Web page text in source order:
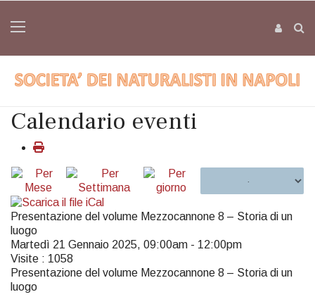
Calendario eventi
Presentazione del volume Mezzocannone 8 – Storia di un
luogo
Martedì 21 Gennaio 2025, 09:00am - 12:00pm
Visite : 1058
Presentazione del volume Mezzocannone 8 – Storia di un
luogo